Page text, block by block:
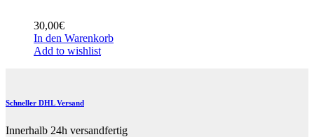
30,00€
In den Warenkorb
Add to wishlist
Schneller DHL Versand
Innerhalb 24h versandfertig